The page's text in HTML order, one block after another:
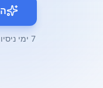
7 ימי ניסיון חינמי · ללא כרטיס אשראי